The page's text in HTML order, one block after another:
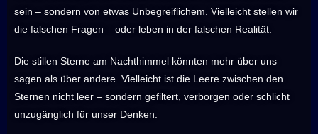
sein – sondern von etwas Unbegreiflichem. Vielleicht stellen wir
die falschen Fragen – oder leben in der falschen Realität.
Die stillen Sterne am Nachthimmel könnten mehr über uns
sagen als über andere. Vielleicht ist die Leere zwischen den
Sternen nicht leer – sondern gefiltert, verborgen oder schlicht
unzugänglich für unser Denken.